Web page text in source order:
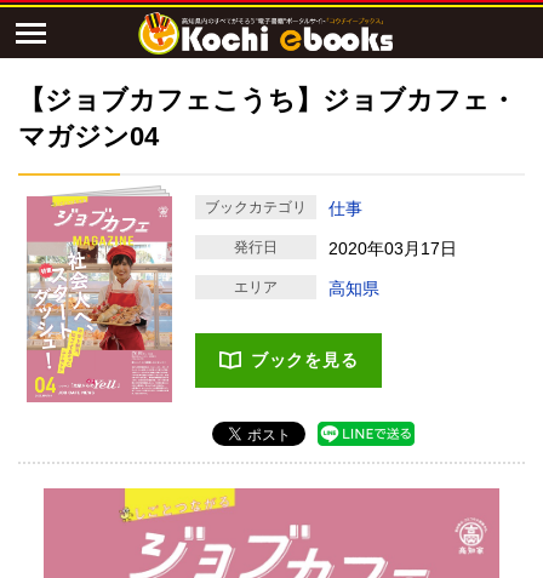
【ジョブカフェこうち】ジョブカフェ・
マガジン04
ブックカテゴリ 仕事
発行日 2020年03月17日
エリア 高知県
ブックを見る